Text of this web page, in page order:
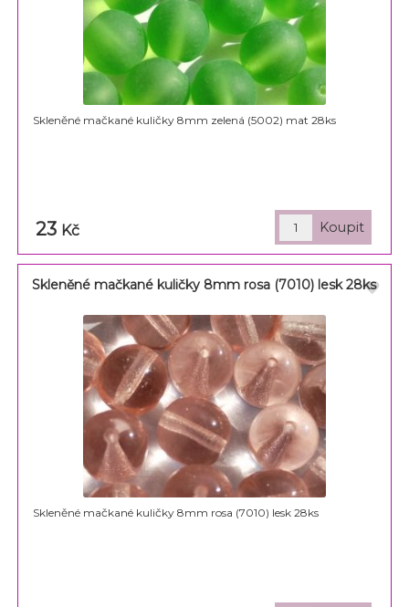
Skleněné mačkané kuličky 8mm zelená (5002) mat 28ks
23 Kč
Skleněné mačkané kuličky 8mm rosa (7010) lesk 28ks
Skleněné mačkané kuličky 8mm rosa (7010) lesk 28ks